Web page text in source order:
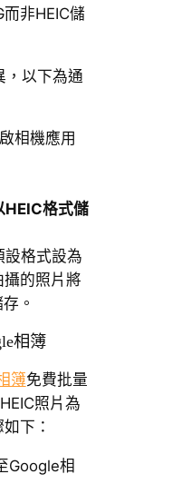
非HEIC儲
，以下為通
相機應用
HEIC格式儲
設格式設為
攝的照片將
。
相簿
簿免費批量
照片為
下：
Google相